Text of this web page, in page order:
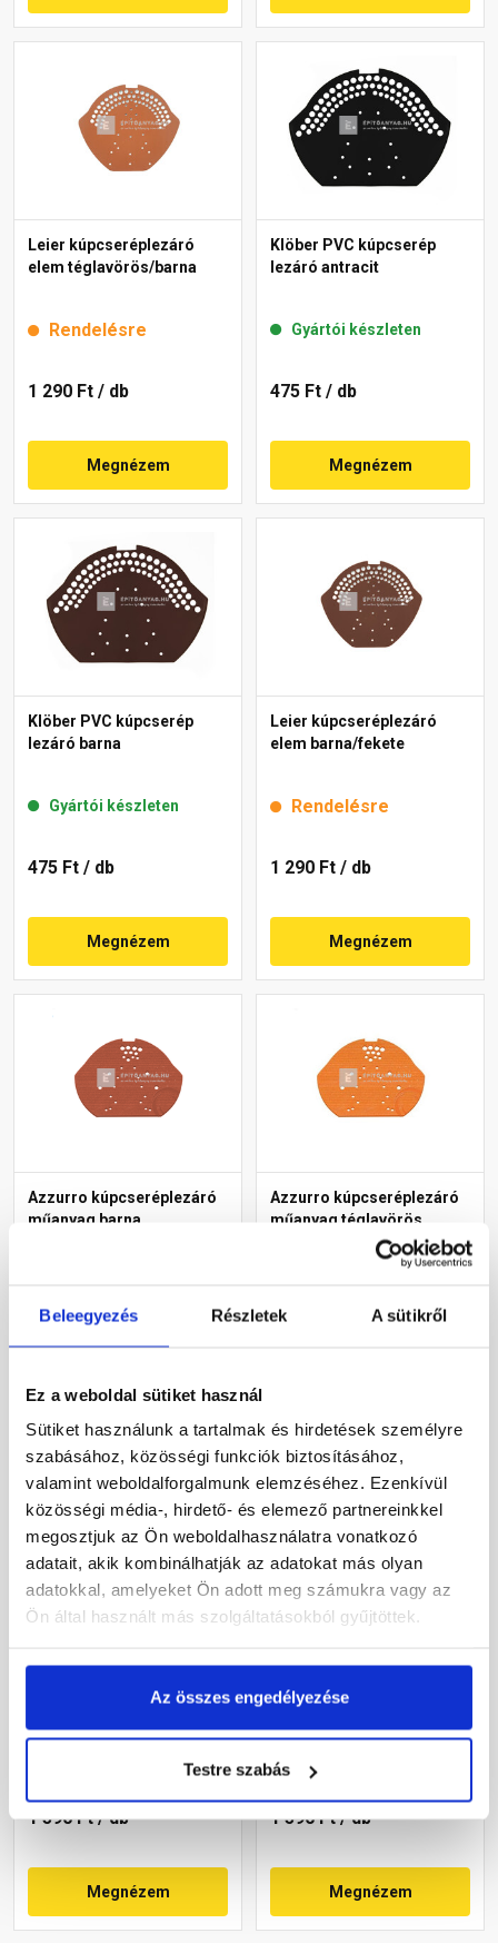
Beleegyezés Részletek A sütikről
Ez a weboldal sütiket használ
Sütiket használunk a tartalmak és hirdetések személyre
szabásához, közösségi funkciók biztosításához,
valamint weboldalforgalmunk elemzéséhez. Ezenkívül
közösségi média-, hirdető- és elemező partnereinkkel
megosztjuk az Ön weboldalhasználatra vonatkozó
adatait, akik kombinálhatják az adatokat más olyan
adatokkal, amelyeket Ön adott meg számukra vagy az
Ön által használt más szolgáltatásokból gyűjtöttek.
Az összes engedélyezése
Testre szabás
Leier kúpcseréplezáró
elem téglavörös/barna
Rendelésre
1 290 Ft / db
Megnézem
Klöber PVC kúpcserép
lezáró antracit
Gyártói készleten
475 Ft / db
Megnézem
Klöber PVC kúpcserép
lezáró barna
Gyártói készleten
475 Ft / db
Megnézem
Leier kúpcseréplezáró
elem barna/fekete
Rendelésre
1 290 Ft / db
Megnézem
Azzurro kúpcseréplezáró
műanyag barna
1 225 Ft/ db
Azzurro kúpcseréplezáró
műanyag téglavörös
Bramac kúpcserép lezáró
1 590 Ft/ db
Megnézem
Bramac kúpcserép lezáró
téglavörös
1 590 Ft/ db
Megnézem